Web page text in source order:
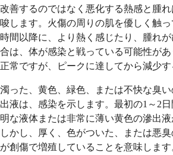
改善するのではなく悪化する熱感と腫
唆します。火傷の周りの肌を優しく触
時間以降に、より熱く感じたり、腫れ
合は、体が感染と戦っている可能性が
正常ですが、ピークに達してから減少す
濁った、黄色、緑色、または不快な臭
出液は、感染を示します。最初の1～2
明な液体または非常に薄い黄色の滲出液
しかし、厚く、色がついた、または悪
が創傷で増殖していることを意味します